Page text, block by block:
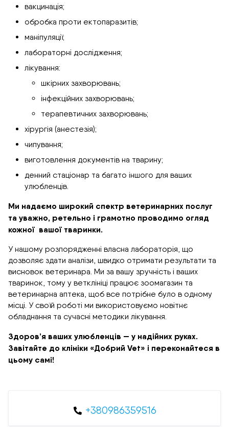
вакцинація;
обробка проти ектопаразитів;
маніпуляції;
лабораторні дослідження;
лікування:
шкірних захворювань;
інфекційних захворювань;
терапевтичних захворювань;
хірургія (анестезія);
чипування;
виготовлення документів на тварину;
денний стаціонар та багато іншого для ваших
улюбленців.
Ми надаємо широкий спектр ветеринарних послуг
та уважно, ретельно і грамотно проводимо огляд
кожної вашої тваринки.
У нашому розпорядженні власна лабораторія, що
дозволяє здати аналізи, швидко отримати результати та
висновок ветеринара. Ми за вашу зручність і ваших
тваринок, тому у ветклініці працює зоомагазин та
ветеринарна аптека, щоб все потрібне було в одному
місці. У своїй роботі ми використовуємо новітнє
обладнання та сучасні методики лікування.
Здоров’я ваших улюбленців — у надійних руках.
Завітайте до клініки «Добрий Vet» і переконайтеся в
цьому самі!
+380986359516